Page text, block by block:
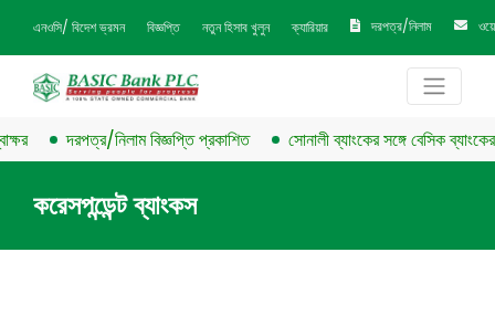
এনওসি/ বিদেশ ভ্রমন বিজ্ঞপ্তি নতুন হিসাব খুলুন ক্যারিয়ার দরপত্র/নিলাম
দরপত্র/নিলাম বিজ্ঞপ্তি প্রকাশিত সোনালী ব্যাংকের সঙ্গে বেসিক ব্যাংকের
করেসপন্ডেন্ট ব্যাংকস